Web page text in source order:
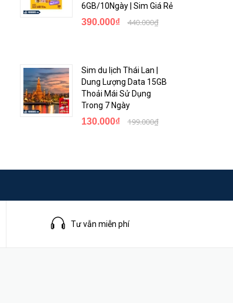
6GB/10Ngày | Sim Giá Rẻ
390.000₫ 440.000₫
Sim du lịch Thái Lan |
Dung Lượng Data 15GB
Thoải Mái Sử Dụng
Trong 7 Ngày
130.000₫ 199.000₫
Tư vẫn miễn phí